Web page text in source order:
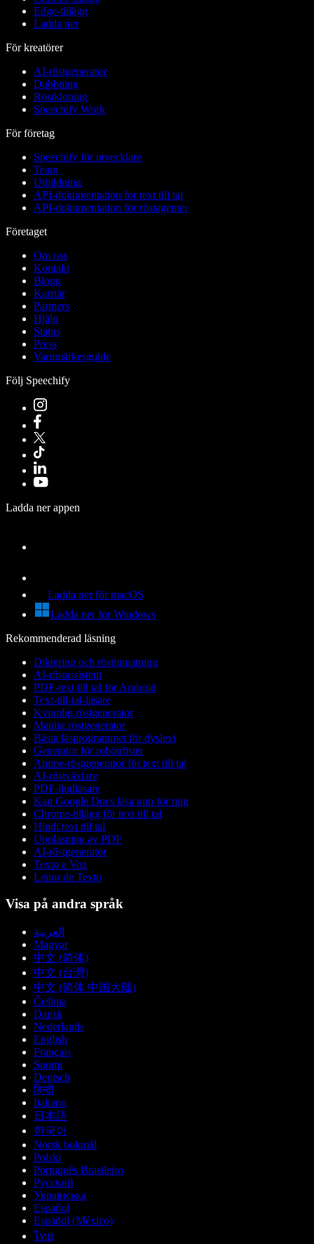
Edge-tillägg
Ladda ner
För kreatörer
AI-röstgenerator
Dubbning
Röstkloning
Speechify Work
För företag
Speechify för utvecklare
Team
Utbildning
API-dokumentation för text till tal
API-dokumentation för röstagenter
Företaget
Om oss
Kontakt
Blogg
Karriär
Partners
Hjälp
Status
Press
Varumärkesguide
Följ Speechify
Ladda ner appen
Ladda ner för macOS
Ladda ner för Windows
Rekommenderad läsning
Diktering och röstinmatning
AI-röstassistent
PDF-text till tal för Android
Text-till-tal-läsare
Kvinnlig röstgenerator
Manlig röstgenerator
Bästa läsprogrammet för dyslexi
Generator för robotröster
Anime-röstgenerator för text till tal
AI-röstväxlare
PDF-ljudläsare
Kan Google Docs läsa upp för mig
Chrome-tillägg för text till tal
Hindi text till tal
Uppläsning av PDF
AI-röstgenerator
Texto a Voz
Leitor de Texto
Visa på andra språk
العربية
Magyar
中文 (简体)
中文 (台灣)
中文 (简体 中国大陆)
Čeština
Dansk
Nederlands
English
Français
Suomi
Deutsch
हिन्दी
Italiano
日本語
한국어
Norsk bokmål
Polski
Português Brasileiro
Русский
Українська
Español
Español (México)
ไทย